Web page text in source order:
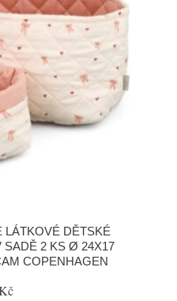
LÁTKOVÉ DĚTSKÉ
SADĚ 2 KS Ø 24X17
COPENHAGEN